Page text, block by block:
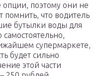
поэтому они не
помнить, что водитель
бутылки воды для
супермаркете,
будет сильно
этой части